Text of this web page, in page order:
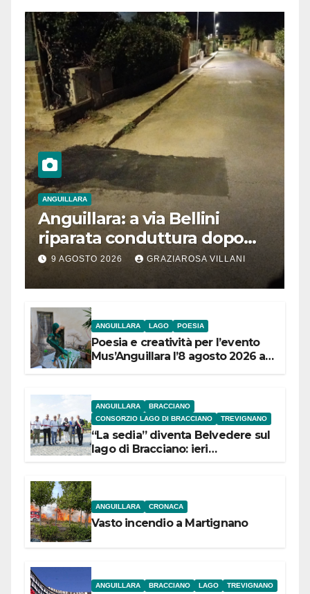
ANGUILLARA
Anguillara: a via Bellini
riparata conduttura dopo
segnalazione IdD
9 AGOSTO 2026 GRAZIAROSA VILLANI
ANGUILLARA LAGO POESIA
Poesia e creatività per l’evento
Mus’Anguillara l’8 agosto 2026 al
ANGUILLARA
BRACCIANO
CONSORZIO LAGO DI BRACCIANO
TREVIGNANO
“La sedia” diventa Belvedere sul
lago di Bracciano: ieri
ANGUILLARA CRONACA
Vasto incendio a Martignano
ANGUILLARA BRACCIANO LAGO TREVIGNANO